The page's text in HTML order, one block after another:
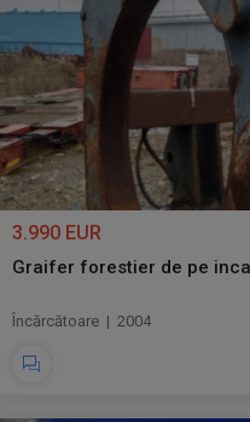
3.990 EUR
Graifer forestier de pe
Încărcătoare | 2004